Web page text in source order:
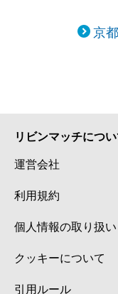
京
リビンマッチにつ
運営会社
利用規約
個人情報の取り扱い
クッキーについて
引用ルール